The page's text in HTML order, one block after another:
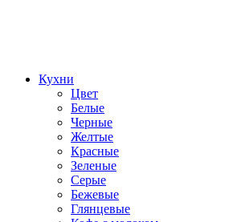
Кухни
Цвет
Белые
Черные
Желтые
Красные
Зеленые
Серые
Бежевые
Глянцевые